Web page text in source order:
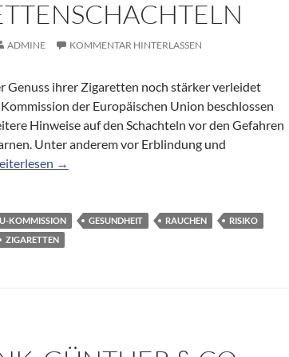
ADMINE KOMMENTAR HINTERLASSEN
Genuss ihrer Zigaretten noch stärker verleidet
der Europäischen Union beschlossen
Hinweise auf den Schachteln vor den Gefahren
Unter anderem vor Erblindung und
Neue Warnungen auf Zigarettenschachteln
→
KOMMISSION GESUNDHEIT RAUCHEN
RISIKO
ZIGARETTEN